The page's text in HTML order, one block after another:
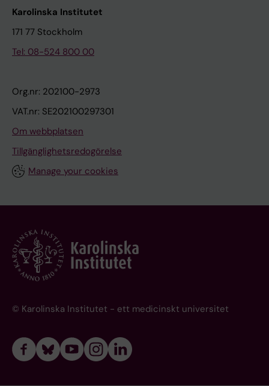
Karolinska Institutet
171 77 Stockholm
Tel: 08-524 800 00
Org.nr: 202100-2973
VAT.nr: SE202100297301
Om webbplatsen
Tillgänglighetsredogörelse
Manage your cookies
© Karolinska Institutet - ett medicinskt universitet